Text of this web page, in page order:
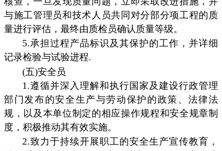
与施工管理员和技术人员共同对分部分项工程的质
量进行评估，最终由质检员确认质量等级。
5.承担过程产品标识及其保护的工作，并详细
记录检验与试验进程.
(五)安全员
1.遵循并深入理解和执行国家及建设行政管理
部门发布的安全生产与劳动保护的政策、法律法
规，以及本单位制定的相应操作规程和安全规章制
度，积极推动其有效实施。
2.致力于持续开展职工的安全生产宣传教育，